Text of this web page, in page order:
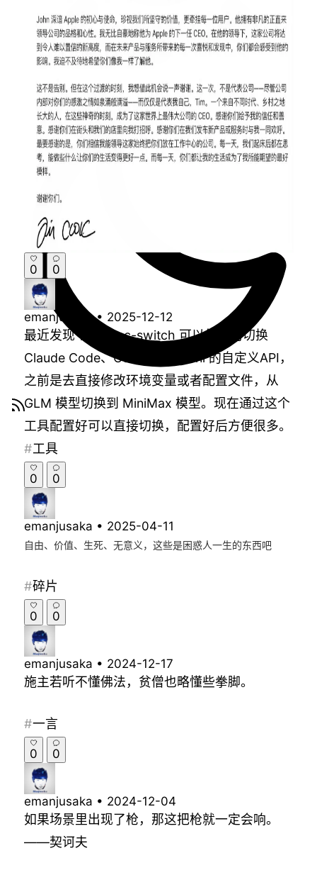
0 0
emanjusaka • 2025-12-12
最近发现个工具cc-switch 可以便捷的切换
Claude Code、Codex、Gemini 的自定义API，
之前是去直接修改环境变量或者配置文件，从
GLM 模型切换到 MiniMax 模型。现在通过这个
工具配置好可以直接切换，配置好后方便很多。
工具
0 0
emanjusaka • 2025-04-11
自由、价值、生死、无意义，这些是困惑人一生的东西吧
碎片
0 0
emanjusaka • 2024-12-17
施主若听不懂佛法，贫僧也略懂些拳脚。
一言
0 0
emanjusaka • 2024-12-04
如果场景里出现了枪，那这把枪就一定会响。
——契诃夫